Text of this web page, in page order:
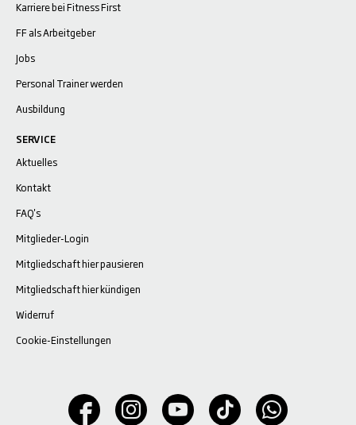
Karriere bei Fitness First
FF als Arbeitgeber
Jobs
Personal Trainer werden
Ausbildung
SERVICE
Aktuelles
Kontakt
FAQ's
Mitglieder-Login
Mitgliedschaft hier pausieren
Mitgliedschaft hier kündigen
Widerruf
Cookie-Einstellungen